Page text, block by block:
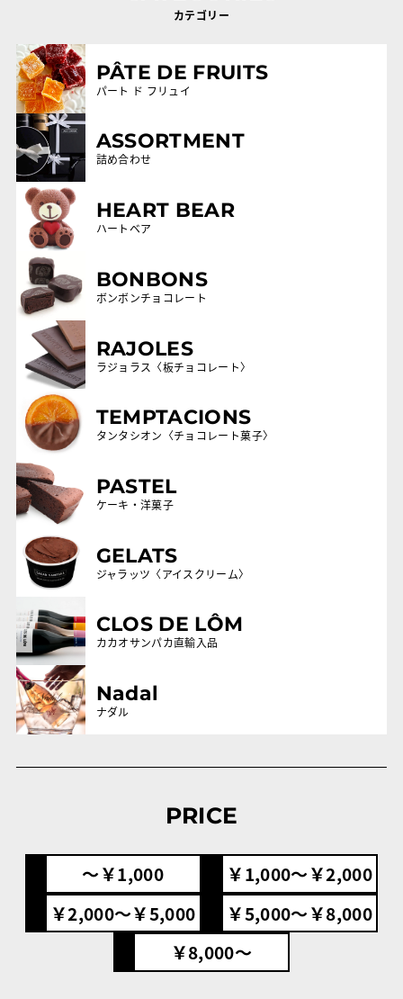
カテゴリー
PÂTE DE FRUITS
パート ド フリュイ
ASSORTMENT
詰め合わせ
HEART BEAR
ハートベア
BONBONS
ボンボンチョコレート
RAJOLES
ラジョラス〈板チョコレート〉
TEMPTACIONS
タンタシオン〈チョコレート菓子〉
PASTEL
ケーキ・洋菓子
GELATS
ジャラッツ〈アイスクリーム〉
CLOS DE LÔM
カカオサンパカ直輸入品
Nadal
ナダル
PRICE
〜￥1,000
￥1,000〜￥2,000
￥2,000〜￥5,000
￥5,000〜￥8,000
￥8,000〜